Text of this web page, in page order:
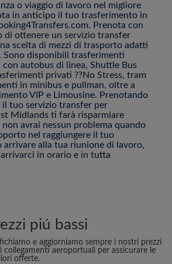
o viaggio di lavoro nel migliore
in anticipo il tuo trasferimento in
Prenota con
di ottenere un servizio transfer
scelta di mezzi di trasporto adatti
Sono disponibili trasferimenti
con autobus di linea, Shuttle Bus
privati ??No Stress, tram
in minibus e pullman, oltre a
VIP e Limousine. Prenotando
tuo servizio transfer per
Midlands ti farà risparmiare
avrai nessun problema quando
nel raggiungere il tuo
arrivare alla tua riunione di lavoro,
in orario e in tutta
piú bassi
e aggiorniamo sempre i nostri prezzi
collegamenti aeroportuali per assicurare le
offerte.